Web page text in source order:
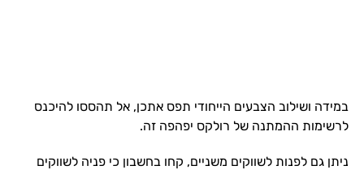
במידה ושילוב הצבעים הייחודי תפס אתכן, אל תהססו להיכנס
לרשימות ההמתנה של רולקס יפהפה זה.
ניתן גם לפנות לשווקים משניים, קחו בחשבון כי פניה לשווקים